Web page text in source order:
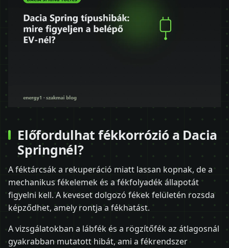
Előfordulhat fékkorrózió a Dacia
Springnél?
A féktárcsák a rekuperáció miatt lassan kopnak, de a
mechanikus fékelemek és a fékfolyadék állapotát
figyelni kell. A keveset dolgozó fékek felületén rozsda
képződhet, amely rontja a fékhatást.
A vizsgálatokban a lábfék és a rögzítőfék az átlagosnál
gyakrabban mutatott hibát, ami a fékrendszer